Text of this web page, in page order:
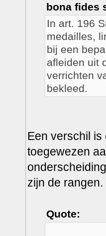
bona fides
In art. 196
medailles,
bij een
afleiden uit
verrichten
bekleed.
Een verschil is
toegewezen
zijn de
Quote: